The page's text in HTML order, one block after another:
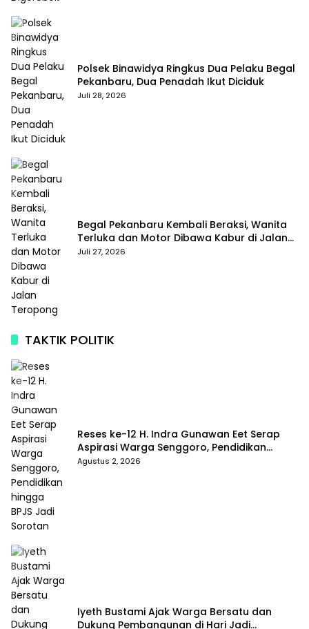
Polsek Binawidya Ringkus Dua Pelaku Begal
Pekanbaru, Dua Penadah Ikut Diciduk
Juli 28, 2026
Begal Pekanbaru Kembali Beraksi, Wanita
Terluka dan Motor Dibawa Kabur di Jalan
Teropong
Juli 27, 2026
TAKTIK POLITIK
Reses ke-12 H. Indra Gunawan Eet Serap
Aspirasi Warga Senggoro, Pendidikan
hingga BPJS Jadi Sorotan
Agustus 2, 2026
Iyeth Bustami Ajak Warga Bersatu dan
Dukung Pembangunan di Hari Jadi